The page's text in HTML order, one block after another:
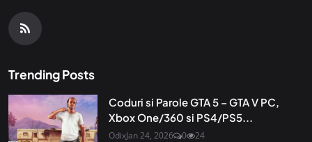
Trending Posts
Coduri si Parole GTA 5 – GTA V PC,
Xbox One/360 si PS4/PS5...
OdixJan 24, 2026 0 24